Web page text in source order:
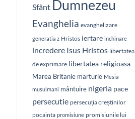
Sfânt Dumnezeu
Evanghelia evanghelizare
generatia z Hristos iertare inchinare
incredere Isus Hristos libertatea
de exprimare libertatea religioasa
Marea Britanie marturie Mesia
musulmani mântuire nigeria pace
persecutie persecuția creștinilor
pocainta promisiune promisiunile lui